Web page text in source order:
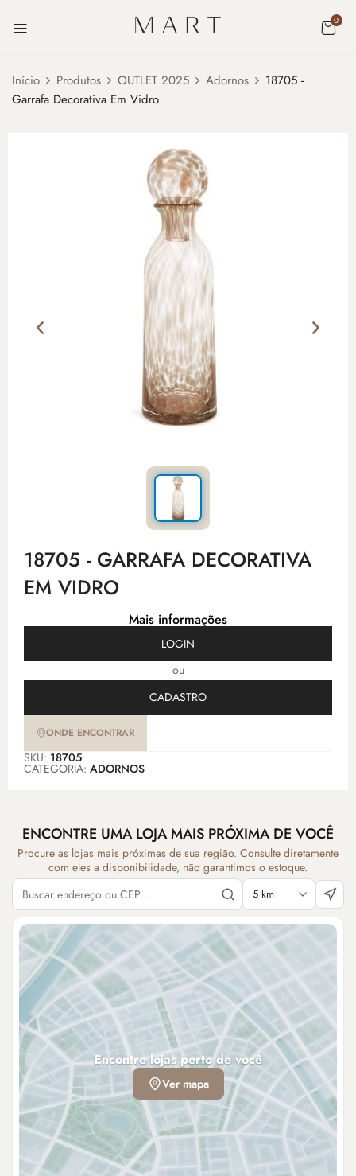
0
Início Produtos OUTLET 2025 Adornos
18705 -
Garrafa Decorativa Em Vidro
18705 - GARRAFA DECORATIVA
EM VIDRO
Mais informações
LOGIN
ou
CADASTRO
ONDE ENCONTRAR
SKU: 18705
CATEGORIA: ADORNOS
ENCONTRE UMA LOJA MAIS PRÓXIMA DE VOCÊ
Procure as lojas mais próximas de sua região. Consulte diretamente
com eles a disponibilidade, não garantimos o estoque.
Encontre lojas perto de você
Ver mapa